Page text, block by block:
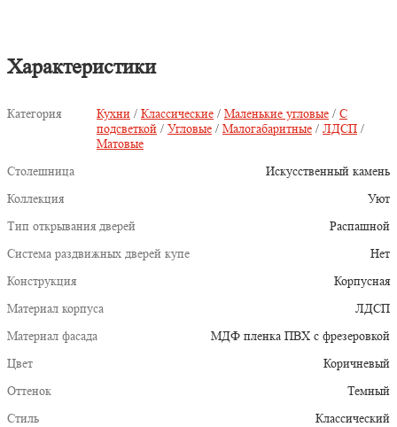
Характеристики
Категория Кухни / Классические / Маленькие угловые / С
подсветкой / Угловые / Малогабаритные / ЛДСП /
Матовые
Столешница
Искусственный камень
Коллекция
Уют
Тип открывания дверей
Распашной
Система раздвижных дверей купе
Нет
Конструкция
Корпусная
Материал корпуса
ЛДСП
Материал фасада
МДФ пленка ПВХ с фрезеровкой
Цвет
Коричневый
Оттенок
Темный
Стиль
Классический